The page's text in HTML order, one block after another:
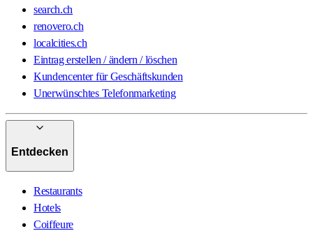
search.ch
renovero.ch
localcities.ch
Eintrag erstellen / ändern / löschen
Kundencenter für Geschäftskunden
Unerwünschtes Telefonmarketing
Entdecken
Restaurants
Hotels
Coiffeure